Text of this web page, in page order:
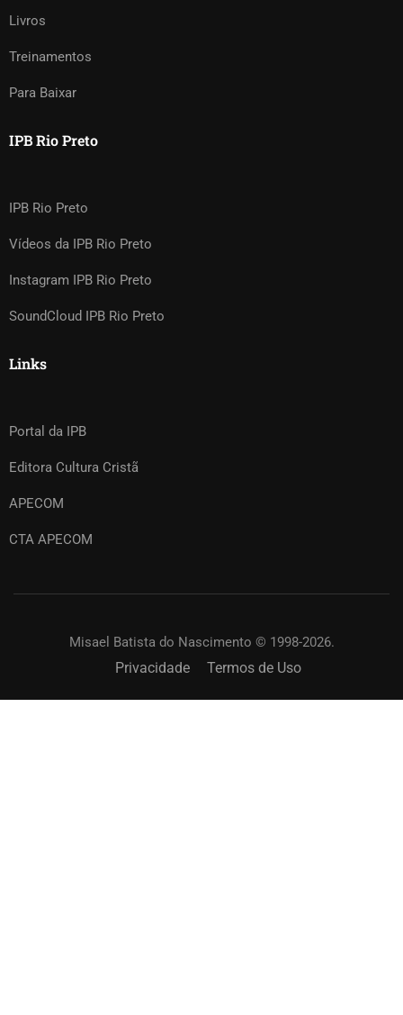
Livros
Treinamentos
Para Baixar
IPB Rio Preto
IPB Rio Preto
Vídeos da IPB Rio Preto
Instagram IPB Rio Preto
SoundCloud IPB Rio Preto
Links
Portal da IPB
Editora Cultura Cristã
APECOM
CTA APECOM
Misael Batista do Nascimento © 1998-2026.
Privacidade Termos de Uso